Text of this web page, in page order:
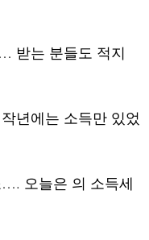
받는 분들도 적지
년에는 소득만 있었
오늘은 의 소득세